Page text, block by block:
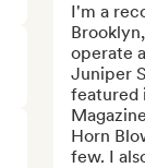
I'm a
operate
Juniper
featured
Horn
few. I